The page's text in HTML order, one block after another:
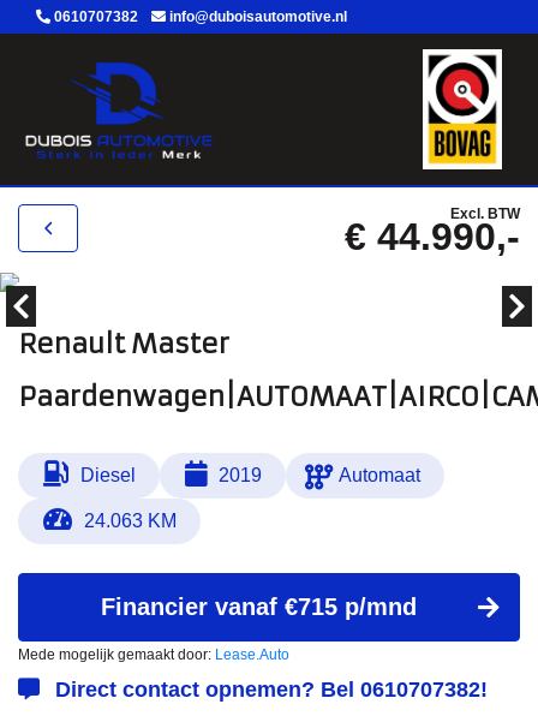
0610707382 info@duboisautomotive.nl
Excl. BTW
€ 44.990,-
Renault Master
Diesel 2019 Automaat
24.063 KM
Financier vanaf €715 p/mnd
Mede mogelijk gemaakt door: Lease.Auto
Direct contact opnemen? Bel 0610707382!